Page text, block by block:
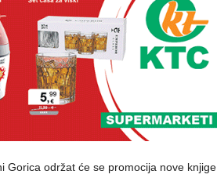
Gorica održat će se promocija nove knjige